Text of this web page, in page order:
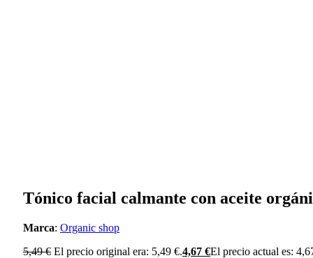
Tónico facial calmante con aceite
Marca: Organic shop
5,49€ El precio original era: 5,49 €.4,67 €El precio actual es: